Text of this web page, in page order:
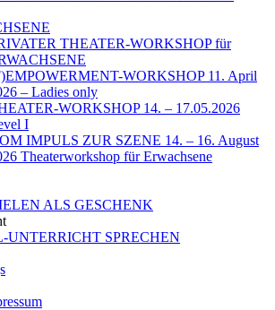
THEATER-WORKSHOP für
WORKSHOP 11. April
– Ladies only
WORKSHOP 14. – 17.05.2026
I
IMPULS ZUR SZENE 14. – 16. August
Theaterworkshop für Erwachsene
ALS GESCHENK
UNTERRICHT SPRECHEN